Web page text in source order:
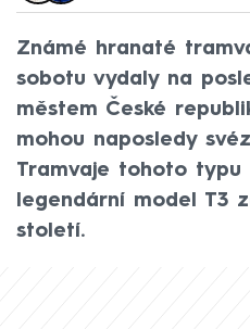
Známé hranaté
sobotu vydaly na
městem České
mohou naposledy
Tramvaje tohoto typu
legendární model T3
století.